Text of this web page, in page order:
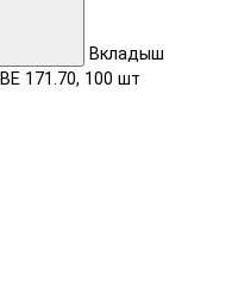
Вкладыш
171.70, 100 шт